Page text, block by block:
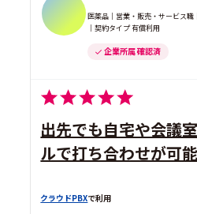
医薬品｜営業・販売・サービス職
｜契約タイプ 有償利用
企業所属 確認済
出先でも自宅や会議
ルで打ち合わせが可能
クラウドPBXで利用